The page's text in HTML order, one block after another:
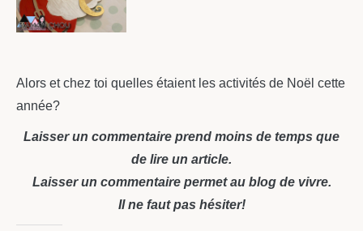
Alors et chez toi quelles étaient les activités de Noël cette
année?
Laisser un commentaire prend moins de temps que
de lire un article.
Laisser un commentaire permet au blog de vivre.
Il ne faut pas hésiter!